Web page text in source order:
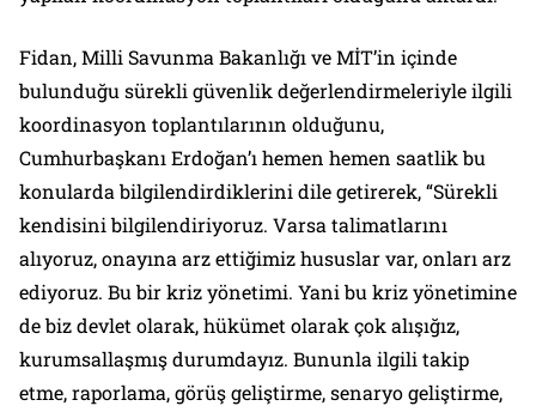
Fidan, Milli Savunma Bakanlığı ve MİT’in içinde
bulunduğu sürekli güvenlik değerlendirmeleriyle ilgili
koordinasyon toplantılarının olduğunu,
Cumhurbaşkanı Erdoğan’ı hemen hemen saatlik bu
konularda bilgilendirdiklerini dile getirerek, “Sürekli
kendisini bilgilendiriyoruz. Varsa talimatlarını
alıyoruz, onayına arz ettiğimiz hususlar var, onları arz
ediyoruz. Bu bir kriz yönetimi. Yani bu kriz yönetimine
de biz devlet olarak, hükümet olarak çok alışığız,
kurumsallaşmış durumdayız. Bununla ilgili takip
etme, raporlama, görüş geliştirme, senaryo geliştirme,